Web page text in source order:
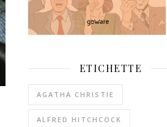
ETICHETTE
AGATHA CHRISTIE
ALFRED HITCHCOCK